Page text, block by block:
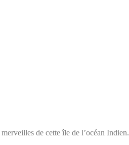
de cette île de l’océan Indien.